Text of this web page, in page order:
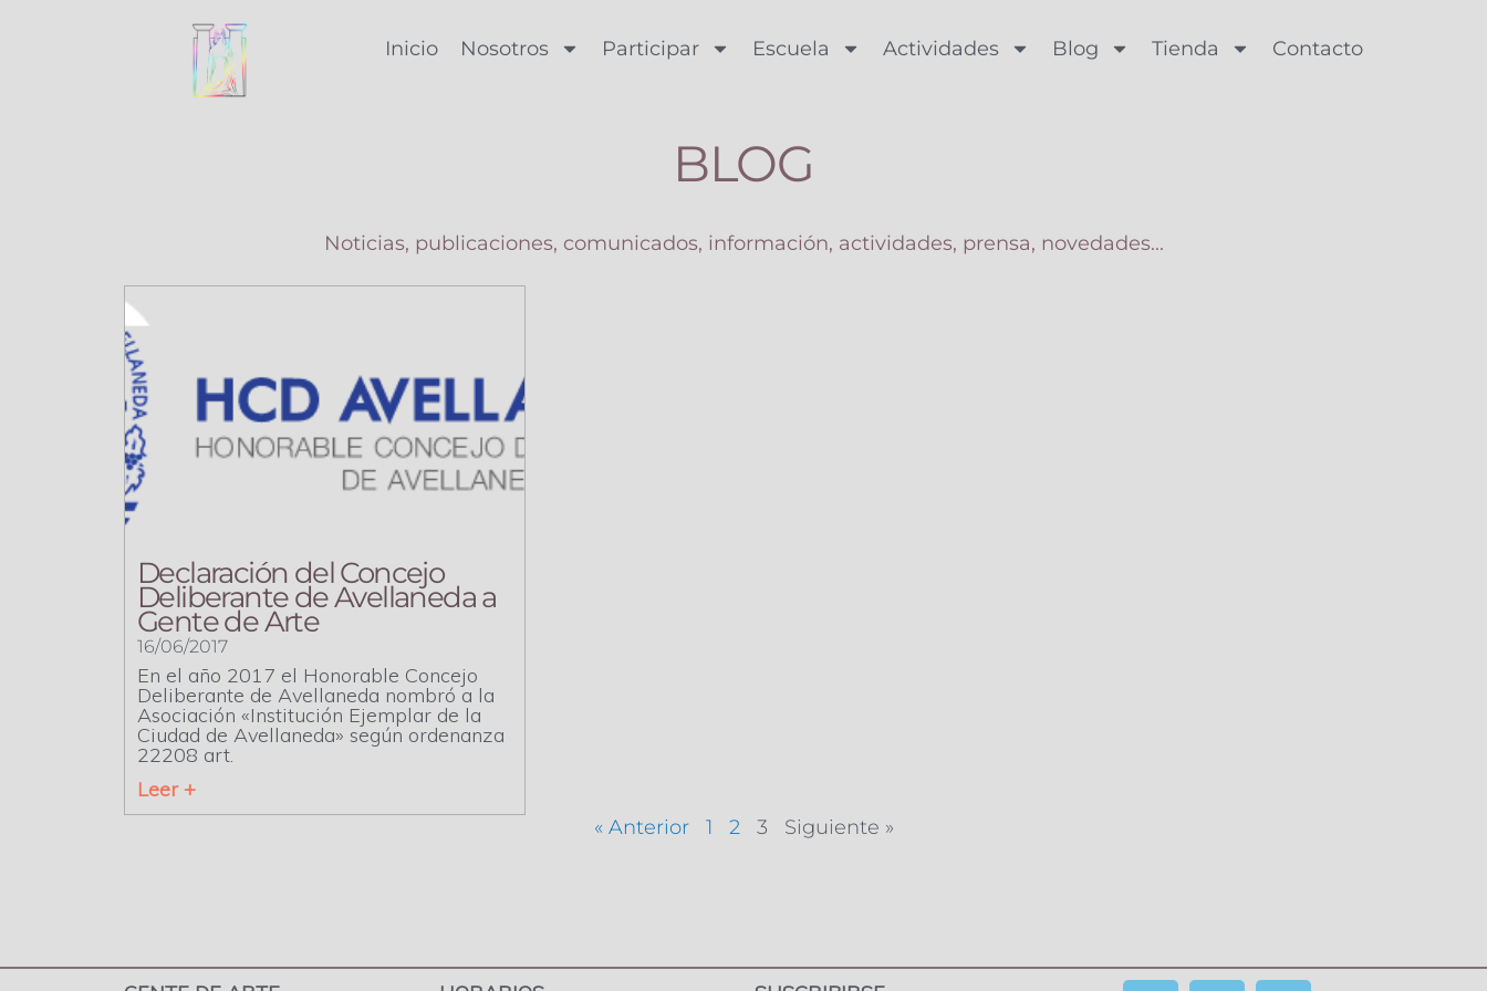
Inicio Nosotros Participar Escuela Actividades Blog Tienda Contacto
BLOG
Noticias, publicaciones, comunicados, información, actividades, prensa, novedades...
Declaración del Concejo
Deliberante de Avellaneda a
Gente de Arte
16/06/2017
En el año 2017 el Honorable Concejo
Deliberante de Avellaneda nombró a la
Asociación «Institución Ejemplar de la
Ciudad de Avellaneda» según ordenanza
22208 art.
Leer +
« Anterior 1 2 3 Siguiente »